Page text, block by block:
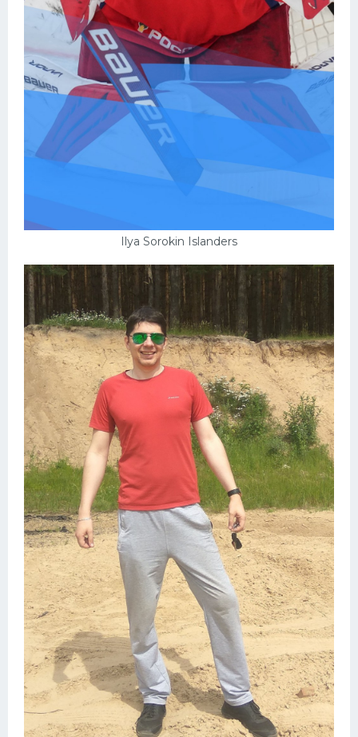
Ilya Sorokin Islanders